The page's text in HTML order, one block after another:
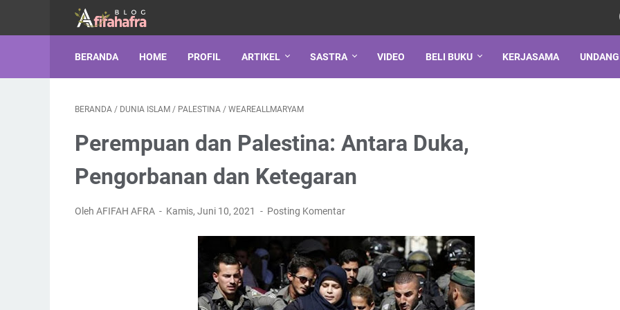
BERANDA HOME PROFIL ARTIKEL SASTRA VIDEO BELI BUKU KERJASAMA
BERANDA / DUNIA ISLAM / PALESTINA / WEAREALLMARYAM
Perempuan dan Palestina: Antara Duka,
Pengorbanan dan Ketegaran
Oleh AFIFAH AFRA Kamis, Juni 10, 2021 Posting Komentar